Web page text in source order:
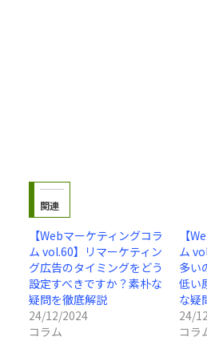
関連
【Webマーケティングコラ
ム vol.60】リマーケティン
グ広告のタイミングをどう
設定すべきですか？素朴な
疑問を徹底解説
24/12/2024
コラム
【
ム
多い
低い
な疑
24/
コラ